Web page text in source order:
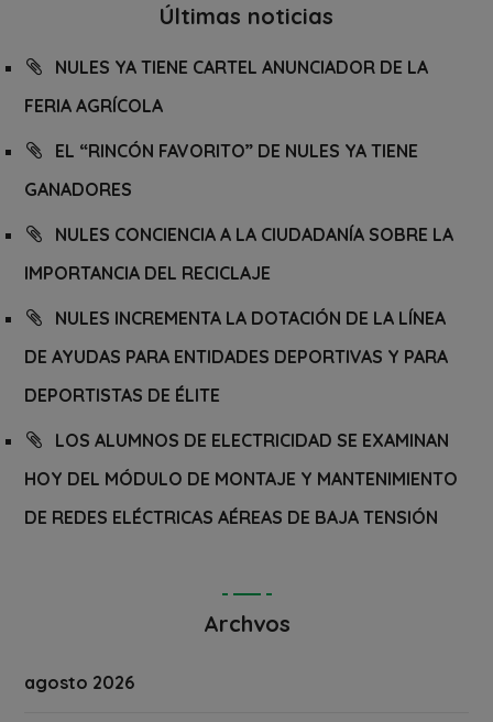
Últimas noticias
NULES YA TIENE CARTEL ANUNCIADOR DE LA
FERIA AGRÍCOLA
EL “RINCÓN FAVORITO” DE NULES YA TIENE
GANADORES
NULES CONCIENCIA A LA CIUDADANÍA SOBRE LA
IMPORTANCIA DEL RECICLAJE
NULES INCREMENTA LA DOTACIÓN DE LA LÍNEA
DE AYUDAS PARA ENTIDADES DEPORTIVAS Y PARA
DEPORTISTAS DE ÉLITE
LOS ALUMNOS DE ELECTRICIDAD SE EXAMINAN
HOY DEL MÓDULO DE MONTAJE Y MANTENIMIENTO
DE REDES ELÉCTRICAS AÉREAS DE BAJA TENSIÓN
Archvos
agosto 2026